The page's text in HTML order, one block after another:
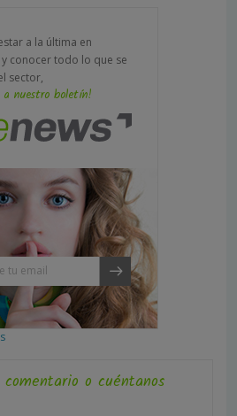
a la última en
conocer todo lo que se
sector,
a nuestro boletín!
comentario o cuéntanos